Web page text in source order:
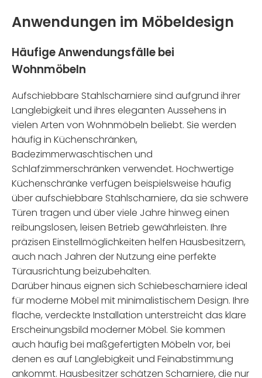
Anwendungen im Möbeldesign
Häufige Anwendungsfälle bei
Wohnmöbeln
Aufschiebbare Stahlscharniere sind aufgrund ihrer
Langlebigkeit und ihres eleganten Aussehens in
vielen Arten von Wohnmöbeln beliebt. Sie werden
häufig in Küchenschränken,
Badezimmerwaschtischen und
Schlafzimmerschränken verwendet. Hochwertige
Küchenschränke verfügen beispielsweise häufig
über aufschiebbare Stahlscharniere, da sie schwere
Türen tragen und über viele Jahre hinweg einen
reibungslosen, leisen Betrieb gewährleisten. Ihre
präzisen Einstellmöglichkeiten helfen Hausbesitzern,
auch nach Jahren der Nutzung eine perfekte
Türausrichtung beizubehalten.
Darüber hinaus eignen sich Schiebescharniere ideal
für moderne Möbel mit minimalistischem Design. Ihre
flache, verdeckte Installation unterstreicht das klare
Erscheinungsbild moderner Möbel. Sie kommen
auch häufig bei maßgefertigten Möbeln vor, bei
denen es auf Langlebigkeit und Feinabstimmung
ankommt. Hausbesitzer schätzen Scharniere, die nur